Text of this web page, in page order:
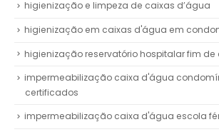
higienização e limpeza de caixas d’água
higienização em caixas d'água em
higienização reservatório hospitalar fim de
impermeabilização caixa d'água
certificados
impermeabilização caixa d'água escola